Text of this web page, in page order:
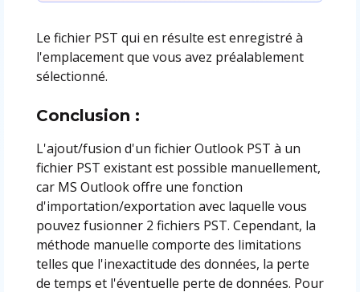
Le fichier PST qui en résulte est enregistré à
l'emplacement que vous avez préalablement
sélectionné.
Conclusion :
L'ajout/fusion d'un fichier Outlook PST à un
fichier PST existant est possible manuellement,
car MS Outlook offre une fonction
d'importation/exportation avec laquelle vous
pouvez fusionner 2 fichiers PST. Cependant, la
méthode manuelle comporte des limitations
telles que l'inexactitude des données, la perte
de temps et l'éventuelle perte de données. Pour